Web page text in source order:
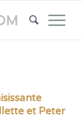
et Peter